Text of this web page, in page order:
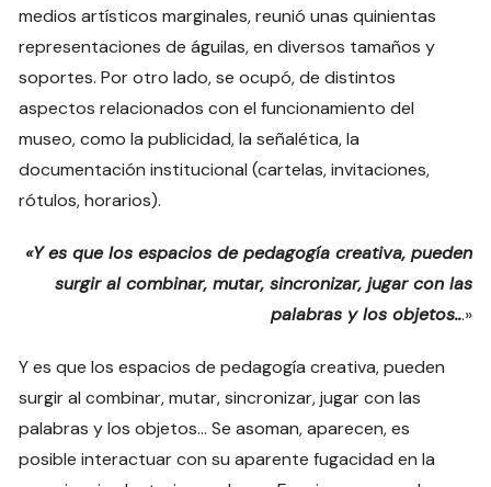
medios artísticos marginales, reunió unas quinientas
representaciones de águilas, en diversos tamaños y
soportes. Por otro lado, se ocupó, de distintos
aspectos relacionados con el funcionamiento del
museo, como la publicidad, la señalética, la
documentación institucional (cartelas, invitaciones,
rótulos, horarios).
«Y es que los espacios de pedagogía creativa, pueden
surgir al combinar, mutar, sincronizar, jugar con las
palabras y los objetos...»
Y es que los espacios de pedagogía creativa, pueden
surgir al combinar, mutar, sincronizar, jugar con las
palabras y los objetos… Se asoman, aparecen, es
posible interactuar con su aparente fugacidad en la